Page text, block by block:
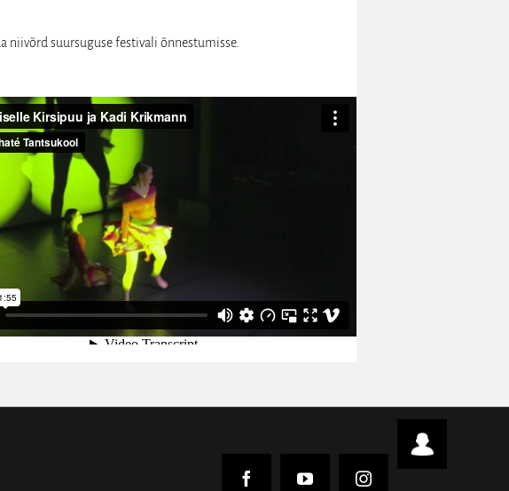
suursuguse festivali õnnestumisse.
FacebookYouTubeInstagram
Intraweb